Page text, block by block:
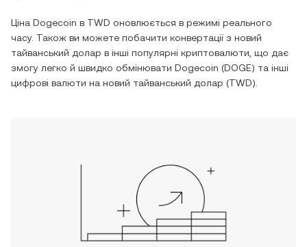
Ціна Dogecoin в TWD оновлюється в режимі реального
часу. Також ви можете побачити конвертації з новий
тайванський долар в інші популярні криптовалюти, що дає
змогу легко й швидко обмінювати Dogecoin (DOGE) та інші
цифрові валюти на новий тайванський долар (TWD).